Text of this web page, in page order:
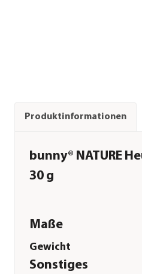
Produktinformationen
bunny® NATURE
30 g
Maße
Gewicht
Sonstiges